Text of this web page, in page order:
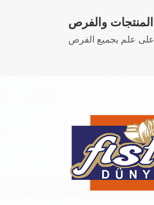
والفرص
على علم بجميع الفرص